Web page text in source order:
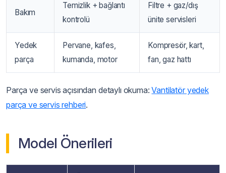
Bakım
Temizlik + bağlantı
kontrolü
Filtre + gaz/dış
ünite servisleri
Yedek
parça
Pervane, kafes,
kumanda, motor
Kompresör, kart,
fan, gaz hattı
Parça ve servis açısından detaylı okuma:Vantilatör yedek
parça ve servis rehberi.
Model Önerileri